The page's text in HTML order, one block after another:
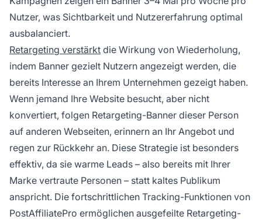
Nutzer, was Sichtbarkeit und Nutzererfahrung optimal
ausbalanciert.
Retargeting verstärkt die Wirkung von Wiederholung,
indem Banner gezielt Nutzern angezeigt werden, die
bereits Interesse an Ihrem Unternehmen gezeigt haben.
Wenn jemand Ihre Website besucht, aber nicht
konvertiert, folgen Retargeting-Banner dieser Person
auf anderen Webseiten, erinnern an Ihr Angebot und
regen zur Rückkehr an. Diese Strategie ist besonders
effektiv, da sie warme Leads – also bereits mit Ihrer
Marke vertraute Personen – statt kaltes Publikum
anspricht. Die fortschrittlichen Tracking-Funktionen von
PostAffiliatePro ermöglichen ausgefeilte Retargeting-